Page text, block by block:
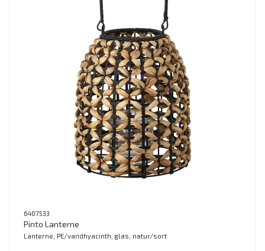
6407533
Pinto Lanterne
Lanterne, PE/vandhyacinth, glas, natur/sort